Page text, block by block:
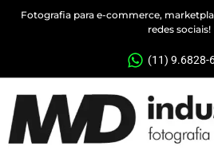
Fotografia para e-commerce,
redes sociais!
(11) 9.6828-